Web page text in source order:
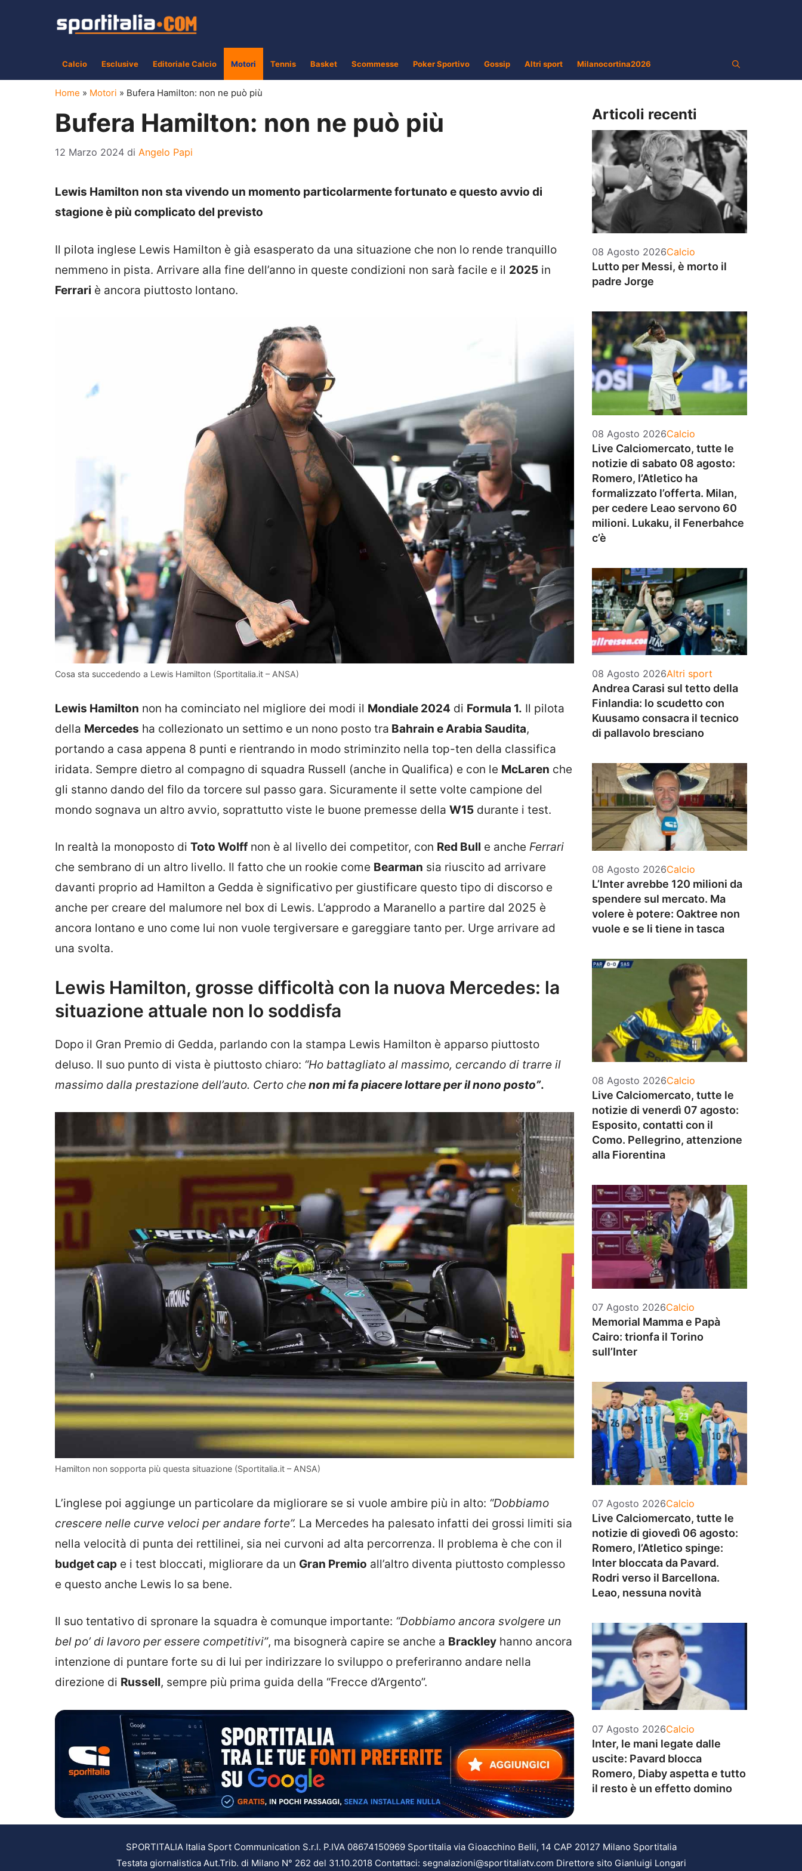
Calcio Esclusive Editoriale Calcio Motori Tennis Basket Scommesse Poker Sportivo Gossip Altri sport Milanocortina2026
Home » Motori » Bufera Hamilton: non ne può più
Bufera Hamilton: non ne può più
12 Marzo 2024 di Angelo Papi
Lewis Hamilton non sta vivendo un momento particolarmente fortunato e questo avvio di
stagione è più complicato del previsto
Il pilota inglese Lewis Hamilton è già esasperato da una situazione che non lo rende tranquillo
nemmeno in pista. Arrivare alla fine dell’anno in queste condizioni non sarà facile e il 2025 in
Ferrari è ancora piuttosto lontano.
Cosa sta succedendo a Lewis Hamilton (Sportitalia.it – ANSA)
Lewis Hamilton non ha cominciato nel migliore dei modi il Mondiale 2024 di Formula 1. Il pilota
della Mercedes ha collezionato un settimo e un nono posto tra Bahrain e Arabia Saudita,
portando a casa appena 8 punti e rientrando in modo striminzito nella top-ten della classifica
iridata. Sempre dietro al compagno di squadra Russell (anche in Qualifica) e con le McLaren che
gli stanno dando del filo da torcere sul passo gara. Sicuramente il sette volte campione del
mondo sognava un altro avvio, soprattutto viste le buone premesse della W15 durante i test.
In realtà la monoposto di Toto Wolff non è al livello dei competitor, con Red Bull e anche Ferrari
che sembrano di un altro livello. Il fatto che un rookie come Bearman sia riuscito ad arrivare
davanti proprio ad Hamilton a Gedda è significativo per giustificare questo tipo di discorso e
anche per creare del malumore nel box di Lewis. L’approdo a Maranello a partire dal 2025 è
ancora lontano e uno come lui non vuole tergiversare e gareggiare tanto per. Urge arrivare ad
una svolta.
Lewis Hamilton, grosse difficoltà con la nuova Mercedes: la
situazione attuale non lo soddisfa
Dopo il Gran Premio di Gedda, parlando con la stampa Lewis Hamilton è apparso piuttosto
deluso. Il suo punto di vista è piuttosto chiaro: “Ho battagliato al massimo, cercando di trarre il
massimo dalla prestazione dell’auto. Certo chenon mi fa piacere lottare per il nono posto”.
Hamilton non sopporta più questa situazione (Sportitalia.it – ANSA)
L’inglese poi aggiunge un particolare da migliorare se si vuole ambire più in alto: “Dobbiamo
crescere nelle curve veloci per andare forte”. La Mercedes ha palesato infatti dei grossi limiti sia
nella velocità di punta dei rettilinei, sia nei curvoni ad alta percorrenza. Il problema è che con il
budget cap e i test bloccati, migliorare da un Gran Premio all’altro diventa piuttosto complesso
e questo anche Lewis lo sa bene.
Il suo tentativo di spronare la squadra è comunque importante: “Dobbiamo ancora svolgere un
bel po’ di lavoro per essere competitivi”, ma bisognerà capire se anche a Brackley hanno ancora
intenzione di puntare forte su di lui per indirizzare lo sviluppo o preferiranno andare nella
direzione di Russell, sempre più prima guida della “Frecce d’Argento”.
Articoli recenti
08 Agosto 2026Categorie
Calcio
Lutto per Messi, è morto il
padre Jorge
08 Agosto 2026Categorie
Calcio
Live Calciomercato, tutte le
notizie di sabato 08 agosto:
Romero, l’Atletico ha
formalizzato l’offerta. Milan,
per cedere Leao servono 60
milioni. Lukaku, il Fenerbahce
c’è
08 Agosto 2026Categorie
Altri sport
Andrea Carasi sul tetto della
Finlandia: lo scudetto con
Kuusamo consacra il tecnico
di pallavolo bresciano
08 Agosto 2026Categorie
Calcio
L’Inter avrebbe 120 milioni da
spendere sul mercato. Ma
volere è potere: Oaktree non
vuole e se li tiene in tasca
08 Agosto 2026Categorie
Calcio
Live Calciomercato, tutte le
notizie di venerdì 07 agosto:
Esposito, contatti con il
Como. Pellegrino, attenzione
alla Fiorentina
07 Agosto 2026Categorie
Calcio
Memorial Mamma e Papà
Cairo: trionfa il Torino
sull’Inter
07 Agosto 2026Categorie
Calcio
Live Calciomercato, tutte le
notizie di giovedì 06 agosto:
Romero, l’Atletico spinge:
Inter bloccata da Pavard.
Rodri verso il Barcellona.
Leao, nessuna novità
07 Agosto 2026Categorie
Calcio
Inter, le mani legate dalle
uscite: Pavard blocca
Romero, Diaby aspetta e tutto
il resto è un effetto domino
SPORTITALIA Italia Sport Communication S.r.l. P.IVA 08674150969 Sportitalia via Gioacchino Belli, 14 CAP 20127 Milano Sportitalia
Testata giornalistica Aut.Trib. di Milano N° 262 del 31.10.2018 Contattaci: segnalazioni@sportitaliatv.com Direttore sito Gianluigi Longari